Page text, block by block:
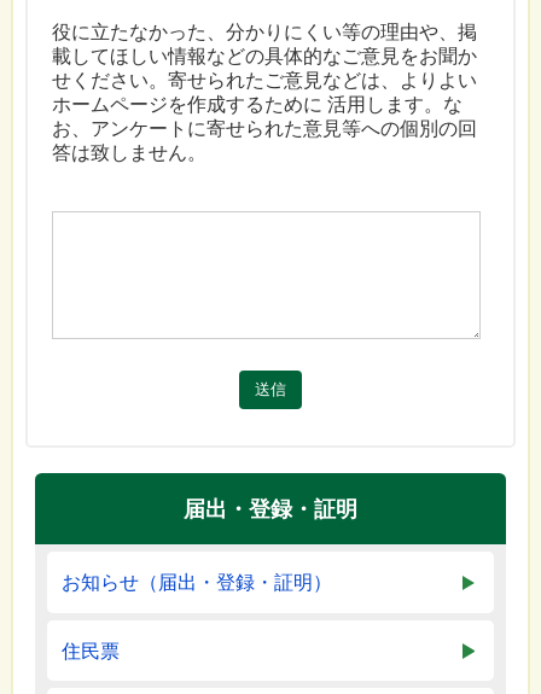
役に立たなかった、分かりにくい等の理由や、掲
載してほしい情報などの具体的なご意見をお聞か
せください。寄せられたご意見などは、よりよい
ホームページを作成するために 活用します。な
お、アンケートに寄せられた意見等への個別の回
答は致しません。
送信
届出・登録・証明
お知らせ（届出・登録・証明）
住民票